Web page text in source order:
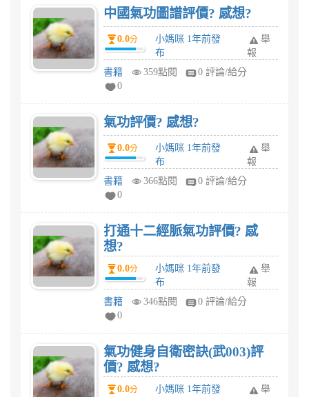
中國氣功圖譜評價? 感想?
0.0分
小媽咪 1年前發
布
舉
報
書籍
359點閱
0 評論/給分
0
氣功評價? 感想?
0.0分
小媽咪 1年前發
布
舉
報
書籍
366點閱
0 評論/給分
0
打通十二經脈氣功評價? 感
想?
0.0分
小媽咪 1年前發
布
舉
報
書籍
346點閱
0 評論/給分
0
氣功健身自衛密訣(武003)評
價? 感想?
0.0分
小媽咪 1年前發
舉